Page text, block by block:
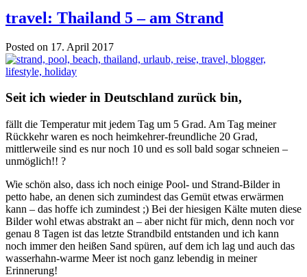
travel: Thailand 5 – am Strand
Posted on 17. April 2017
Seit ich wieder in Deutschland zurück bin,
fällt die Temperatur mit jedem Tag um 5 Grad. Am Tag meiner
Rückkehr waren es noch heimkehrer-freundliche 20 Grad,
mittlerweile sind es nur noch 10 und es soll bald sogar schneien –
unmöglich!! ?
Wie schön also, dass ich noch einige Pool- und Strand-Bilder in
petto habe, an denen sich zumindest das Gemüt etwas erwärmen
kann – das hoffe ich zumindest ;) Bei der hiesigen Kälte muten diese
Bilder wohl etwas abstrakt an – aber nicht für mich, denn noch vor
genau 8 Tagen ist das letzte Strandbild entstanden und ich kann
noch immer den heißen Sand spüren, auf dem ich lag und auch das
wasserhahn-warme Meer ist noch ganz lebendig in meiner
Erinnerung!